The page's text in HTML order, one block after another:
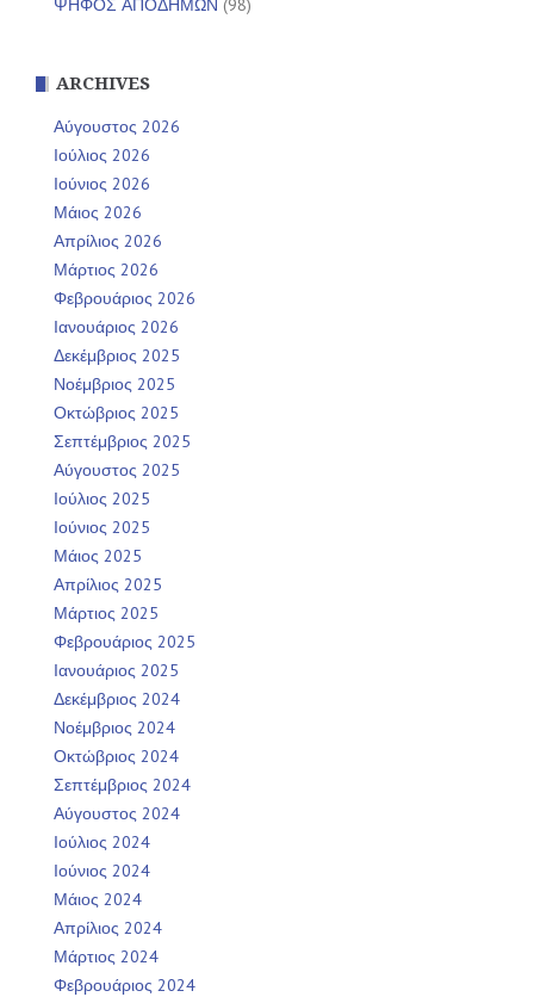
ΨΗΦΟΣ ΑΠΟΔΗΜΩΝ (98)
ARCHIVES
Αύγουστος 2026
Ιούλιος 2026
Ιούνιος 2026
Μάιος 2026
Απρίλιος 2026
Μάρτιος 2026
Φεβρουάριος 2026
Ιανουάριος 2026
Δεκέμβριος 2025
Νοέμβριος 2025
Οκτώβριος 2025
Σεπτέμβριος 2025
Αύγουστος 2025
Ιούλιος 2025
Ιούνιος 2025
Μάιος 2025
Απρίλιος 2025
Μάρτιος 2025
Φεβρουάριος 2025
Ιανουάριος 2025
Δεκέμβριος 2024
Νοέμβριος 2024
Οκτώβριος 2024
Σεπτέμβριος 2024
Αύγουστος 2024
Ιούλιος 2024
Ιούνιος 2024
Μάιος 2024
Απρίλιος 2024
Μάρτιος 2024
Φεβρουάριος 2024